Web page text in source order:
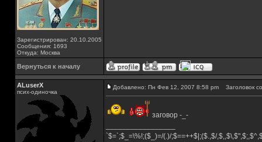
Зарегистрирован: 20.10.2005
Сообщения: 1693
Откуда: Москва
Вернуться к началу
ALuserX
псих-одиночка
Добавлено: Пн Фев 12, 2007 8:58 pm Заголовок
заговор -_-
`$=`;$_=\%!;($_)=/(.)/;$==++$|;($.,$/